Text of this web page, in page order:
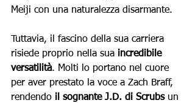
Meiji con una naturalezza disarmante.
Tuttavia, il fascino della sua carriera
risiede proprio nella sua incredibile
versatilità. Molti lo portano nel cuore
per aver prestato la voce a Zach Braff,
rendendo il sognante J.D. di Scrubs un